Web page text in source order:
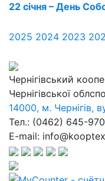
22 січня – День
2025 2024 2023
Чернігівський
Чернігівської
14000, м. Чернігів,
Тел.: (0462) 645-
E-mail: